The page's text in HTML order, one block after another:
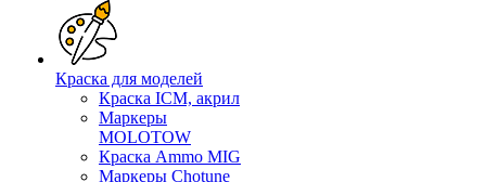
Краска для моделей
Краска ICM, акрил
Маркеры
MOLOTOW
Краска Ammo MIG
Маркеры Chotune